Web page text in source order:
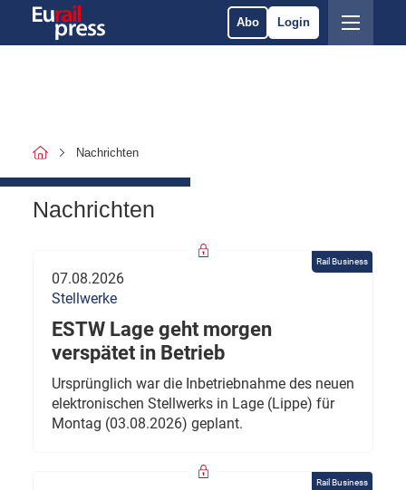
Abo Login
Nachrichten
Nachrichten
Rail Business
07.08.2026
Stellwerke
ESTW Lage geht morgen
verspätet in Betrieb
Ursprünglich war die Inbetriebnahme des neuen
elektronischen Stellwerks in Lage (Lippe) für
Montag (03.08.2026) geplant.
Rail Business